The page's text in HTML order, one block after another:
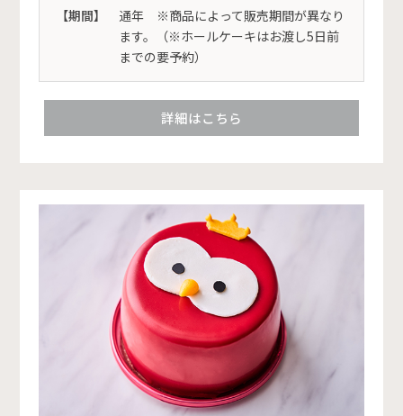
【期間】
通年 ※商品によって販売期間が異なり
ます。（※ホールケーキはお渡し5日前
までの要予約）
詳細はこちら